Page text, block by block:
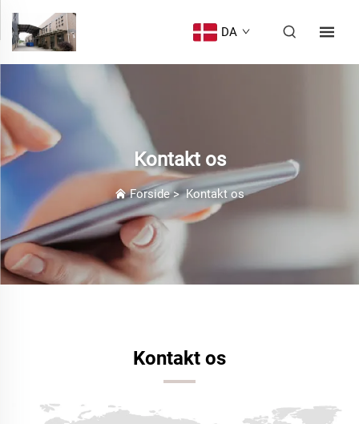
DA
Kontakt os
Forside>Kontakt os
Kontakt os